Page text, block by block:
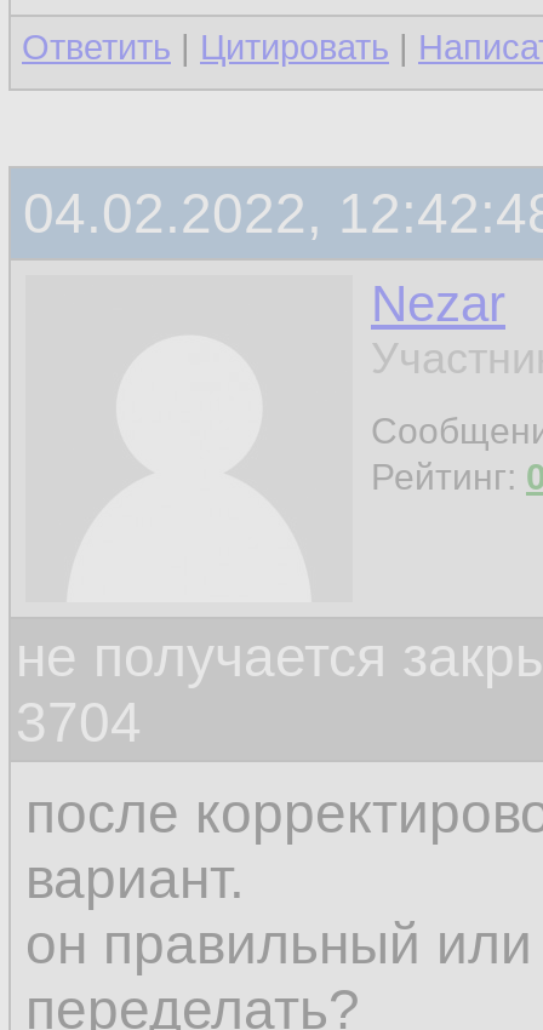
Ответить | Цитировать |
04.02.2022,
Nezar
Рейтинг:
не получается
3704
после
вариант.
он правильный
переделать?